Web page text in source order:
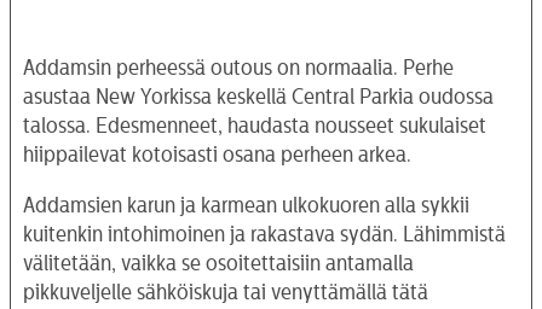
Addamsin perheessä outous on normaalia. Perhe
asustaa New Yorkissa keskellä Central Parkia oudossa
talossa. Edesmenneet, haudasta nousseet sukulaiset
hiippailevat kotoisasti osana perheen arkea.
Addamsien karun ja karmean ulkokuoren alla sykkii
kuitenkin intohimoinen ja rakastava sydän. Lähimmistä
välitetään, vaikka se osoitettaisiin antamalla
pikkuveljelle sähköiskuja tai venyttämällä tätä